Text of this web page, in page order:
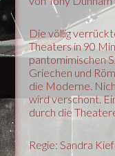
Die völlig
Theaters in 90
pantomimischen
Griechen und
die Moderne.
wird verschont.
durch die
Regie: Sandra